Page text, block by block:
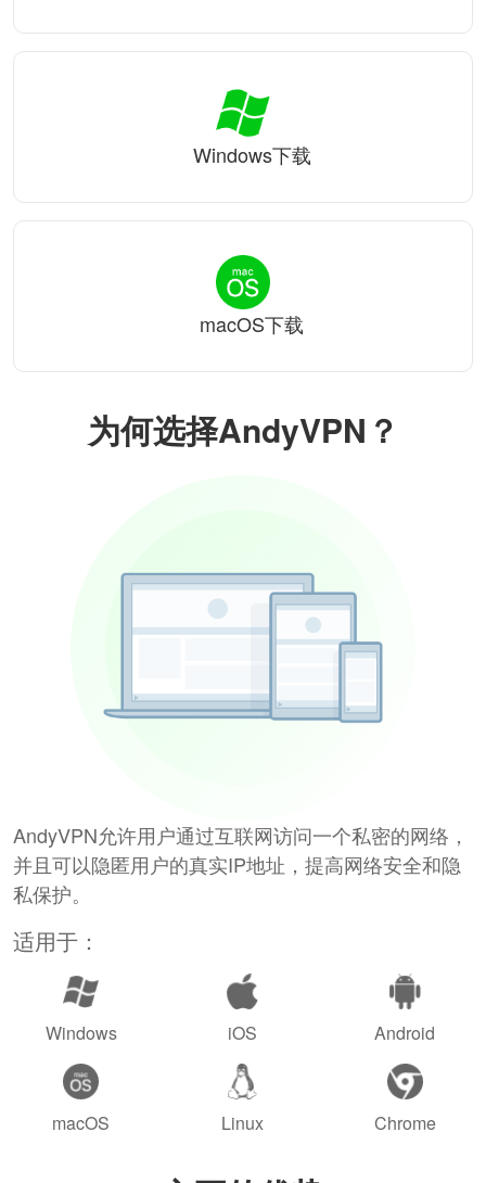
为何选择AndyVPN？
AndyVPN允许用户通过互联网访问一个私密的网络，
并且可以隐匿用户的真实IP地址，提高网络安全和隐
私保护。
适用于：
Windows iOS Android
macOS Linux Chrome
Windows下载
macOS下载